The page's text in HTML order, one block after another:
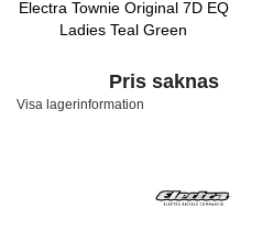
Electra Townie Original 7D EQ
Ladies Teal Green
Pris saknas
Visa lagerinformation